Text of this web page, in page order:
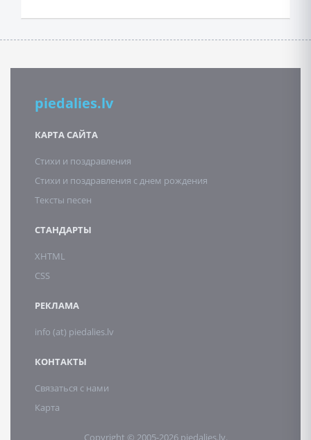
piedalies.lv
КАРТА САЙТА
Стихи и поздравления
Стихи и поздравления с днем рождения
Тексты песен
СТАНДАРТЫ
XHTML
CSS
РЕКЛАМА
info (at) piedalies.lv
КОНТАКТЫ
Связаться с нами
Карта
Copyright © 2005-2026 piedalies.lv.